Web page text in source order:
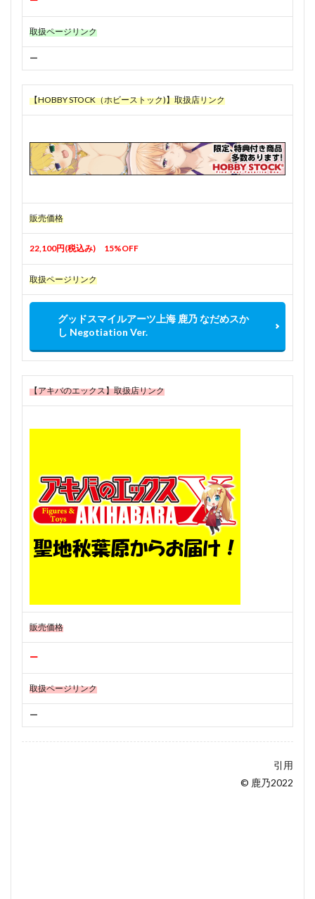
取扱ページリンク
ー
【HOBBY STOCK（ホビーストック)】取扱店リンク
販売価格
22,100円(税込み) 15%OFF
取扱ページリンク
グッドスマイルアーツ上海 鹿乃 なだめスか
し Negotiation Ver.
【アキバのエックス】取扱店リンク
販売価格
ー
取扱ページリンク
ー
引用
© 鹿乃2022